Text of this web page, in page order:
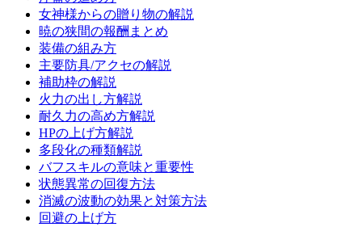
女神様からの贈り物の解説
暁の狭間の報酬まとめ
装備の組み方
主要防具/アクセの解説
補助枠の解説
火力の出し方解説
耐久力の高め方解説
HPの上げ方解説
多段化の種類解説
バフスキルの意味と重要性
状態異常の回復方法
消滅の波動の効果と対策方法
回避の上げ方